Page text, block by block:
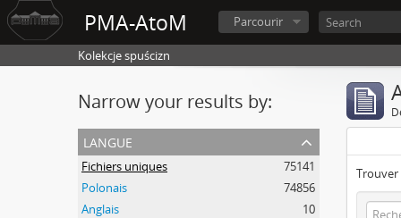
PMA-AtoM Parcourir
Kolekcje spuścizn
Narrow your results by:
langue
Fichiers uniques
75141
Polonais
74856
Anglais
10
Trouver